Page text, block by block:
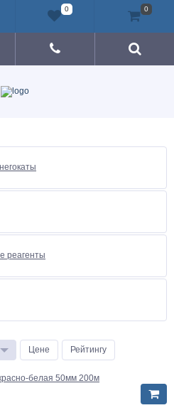
реагенты
Цене Рейтингу
белая 50мм 200м
0 0